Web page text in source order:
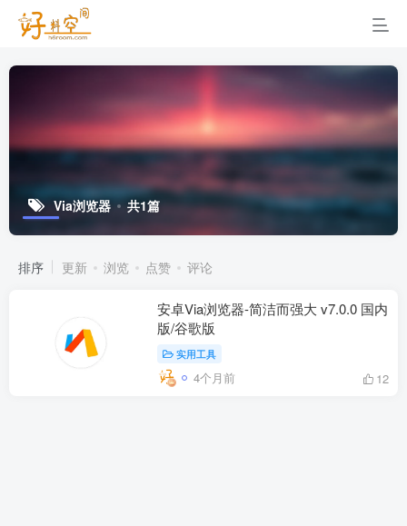
Via浏览器 共1篇
排序 更新 浏览 点赞 评论
安卓Via浏览器-简洁而强大 v7.0.0 国内
版/谷歌版
实用工具
4个月前 12